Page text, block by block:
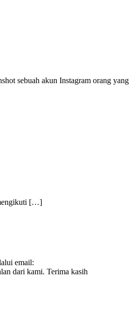
sebuah akun Instagram orang yang
[…]
email:
dari kami. Terima kasih